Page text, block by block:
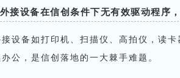
接设备在信创条件下无有效驱动程序
设备如打印机、扫描仪、高拍仪，读
公，是信创落地的一大棘手难题。